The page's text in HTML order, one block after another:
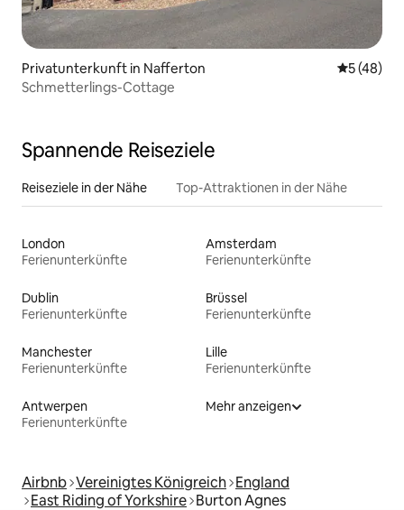
Privatunterkunft in Nafferton
5 (48)
Schmetterlings-Cottage
Spannende Reiseziele
Reiseziele in der Nähe Top-Attraktionen in der Nähe
London
Ferienunterkünfte
Amsterdam
Ferienunterkünfte
Dublin
Ferienunterkünfte
Brüssel
Ferienunterkünfte
Manchester
Ferienunterkünfte
Lille
Ferienunterkünfte
Antwerpen
Ferienunterkünfte
Mehr anzeigen
Airbnb Vereinigtes Königreich England
East Riding of Yorkshire Burton Agnes